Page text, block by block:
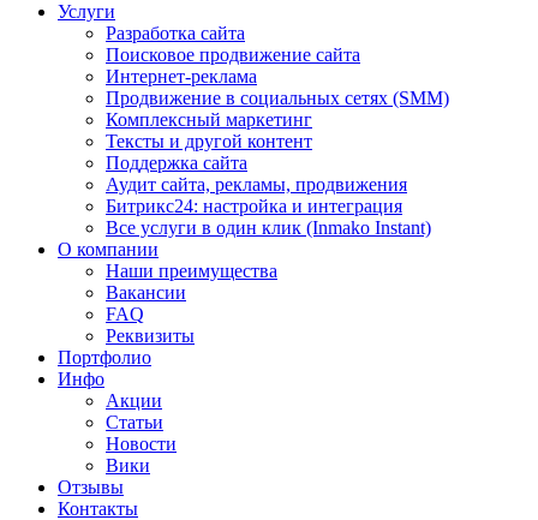
Услуги
Разработка сайта
Поисковое продвижение сайта
Интернет-реклама
Продвижение в социальных сетях (SMM)
Комплексный маркетинг
Тексты и другой контент
Поддержка сайта
Аудит сайта, рекламы, продвижения
Битрикс24: настройка и интеграция
Все услуги в один клик (Inmako Instant)
О компании
Наши преимущества
Вакансии
FAQ
Реквизиты
Портфолио
Инфо
Акции
Статьи
Новости
Вики
Отзывы
Контакты